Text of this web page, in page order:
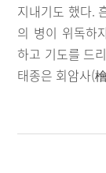
지내기도 했다.
의 병이 위독하
하고 기도를 드
태종은 회암사(